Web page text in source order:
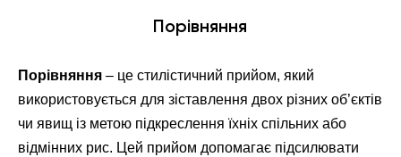
Порівняння
Порівняння – це стилістичний прийом, який
використовується для зіставлення двох різних об’єктів
чи явищ із метою підкреслення їхніх спільних або
відмінних рис. Цей прийом допомагає підсилювати